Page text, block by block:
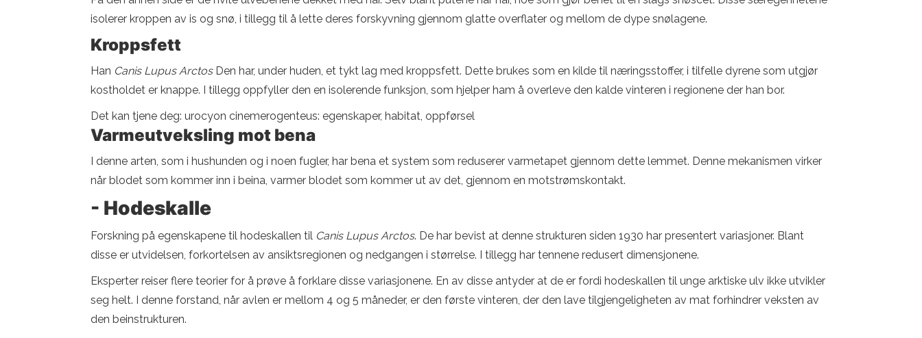
isolerer kroppen av is og snø, i tillegg til å lette deres forskyvning gjennom glatte overflater og mellom de dype snølagene.
Kroppsfett
Han Canis Lupus Arctos Den har, under huden, et tykt lag med kroppsfett. Dette brukes som en kilde til næringsstoffer, i tilfelle dyrene som utgjør
kostholdet er knappe. I tillegg oppfyller den en isolerende funksjon, som hjelper ham å overleve den kalde vinteren i regionene der han bor.
Det kan tjene deg: urocyon cinemerogenteus: egenskaper, habitat, oppførsel
Varmeutveksling mot bena
I denne arten, som i hushunden og i noen fugler, har bena et system som reduserer varmetapet gjennom dette lemmet. Denne mekanismen virker
når blodet som kommer inn i beina, varmer blodet som kommer ut av det, gjennom en motstrømskontakt.
- Hodeskalle
Forskning på egenskapene til hodeskallen til Canis Lupus Arctos. De har bevist at denne strukturen siden 1930 har presentert variasjoner. Blant
disse er utvidelsen, forkortelsen av ansiktsregionen og nedgangen i størrelse. I tillegg har tennene redusert dimensjonene.
Eksperter reiser flere teorier for å prøve å forklare disse variasjonene. En av disse antyder at de er fordi hodeskallen til unge arktiske ulv ikke utvikler
seg helt. I denne forstand, når avlen er mellom 4 og 5 måneder, er den første vinteren, der den lave tilgjengeligheten av mat forhindrer veksten av
den beinstrukturen.